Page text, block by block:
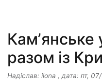
Камʼянське
разом із
Надіслав: ilona , дата: пт,